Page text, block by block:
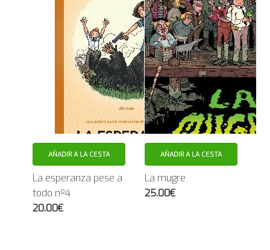
AÑADIR A LA CESTA
La esperanza pese a
todo nº4
20.00€
AÑADIR A LA CESTA
La mugre
25.00€